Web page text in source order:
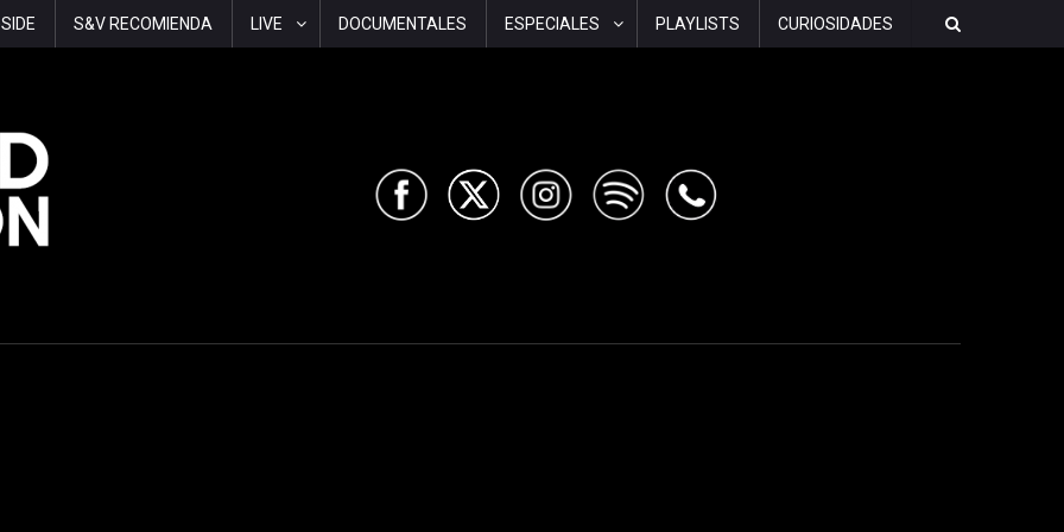
S&V RECOMIENDA LIVE DOCUMENTALES ESPECIALES PLAYLISTS CURIOSIDADES